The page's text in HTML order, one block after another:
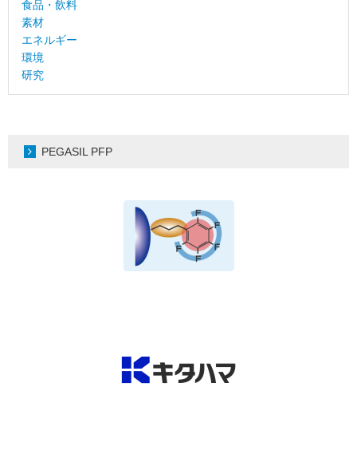
食品・飲料
素材
エネルギー
環境
研究
PEGASIL PFP